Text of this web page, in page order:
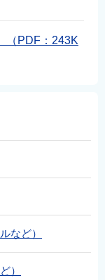
（PDF：243K
など）
）